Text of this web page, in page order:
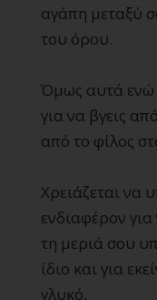
αγάπη μεταξύ
του όρου.
Όμως αυτά ενώ
για να βγεις
από το φίλος
Χρειάζεται να
ενδιαφέρον
τη μεριά σου
ίδιο και για
γλυκό.